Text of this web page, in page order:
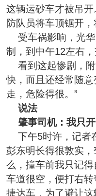
这辆运砂车才被吊
防队员将车顶锯开
受车祸影响，光
制，到中午12左右
看到这起惨剧，
快，而且还经常随
走，危险得很。”
说法
肇事司机：我只
下午5时许，记者
彭东明长得很敦实
么，撞车前我只记
车道很空，便打右
捷达车，为了避让